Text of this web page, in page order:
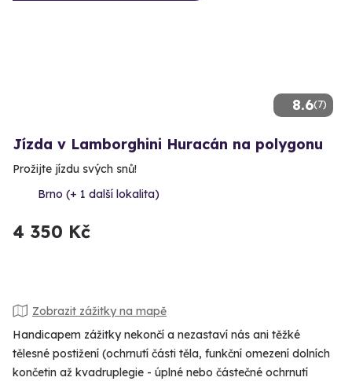
8.6(7)
Jízda v Lamborghini Huracán na polygonu
Prožijte jízdu svých snů!
Brno (+ 1 další lokalita)
4 350 Kč
Zobrazit zážitky na mapě
Handicapem zážitky nekončí a nezastaví nás ani těžké
tělesné postižení (ochrnutí části těla, funkční omezení dolních
končetin až kvadruplegie - úplné nebo částečné ochrnutí